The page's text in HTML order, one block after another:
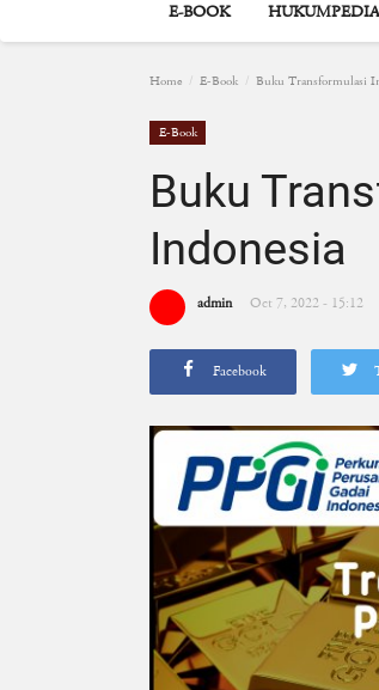
E-BOOK HUKUMPEDIA
Home E-Book Buku Transformulasi
E-Book
Buku
Indonesia
admin Oct 7, 2022 - 15:12
Facebook